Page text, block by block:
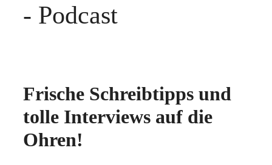
- Podcast
Frische Schreibtipps und
tolle Interviews auf die
Ohren!